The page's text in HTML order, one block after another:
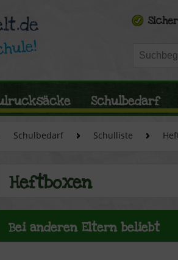
Schulbedarf
Schulbedarf Schulliste
Heftboxen
Bei anderen Eltern beliebt